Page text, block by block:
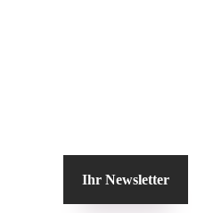
Ihr Newsletter